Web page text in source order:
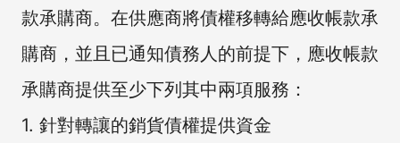
款承購商。在供應商將債權移轉給應收帳款承
購商，並且已通知債務人的前提下，應收帳款
承購商提供至少下列其中兩項服務：
1. 針對轉讓的銷貨債權提供資金